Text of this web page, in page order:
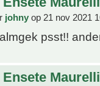
johny op 21 nov 2021
psst!!
Ensete